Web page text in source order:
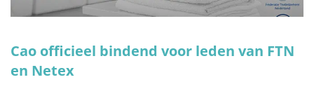
Cao officieel bindend voor leden van FTN
en Netex